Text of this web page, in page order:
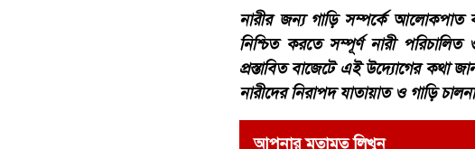
নারীর জন্য গাড়ি সম্পর্কে আলোকপাত
নিশ্চিত করতে সম্পূর্ণ নারী
প্রস্তাবিত বাজেটে এই উদ্যোগের কথা
নারীদের নিরাপদ যাতায়াত ও গাড়ি
আপনার মতামত লিখুন